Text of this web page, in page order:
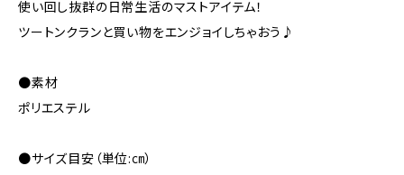
使い回し抜群の日常生活のマストアイテム！
ツートンクランと買い物をエンジョイしちゃおう♪
●素材
ポリエステル
●サイズ目安（単位:㎝）